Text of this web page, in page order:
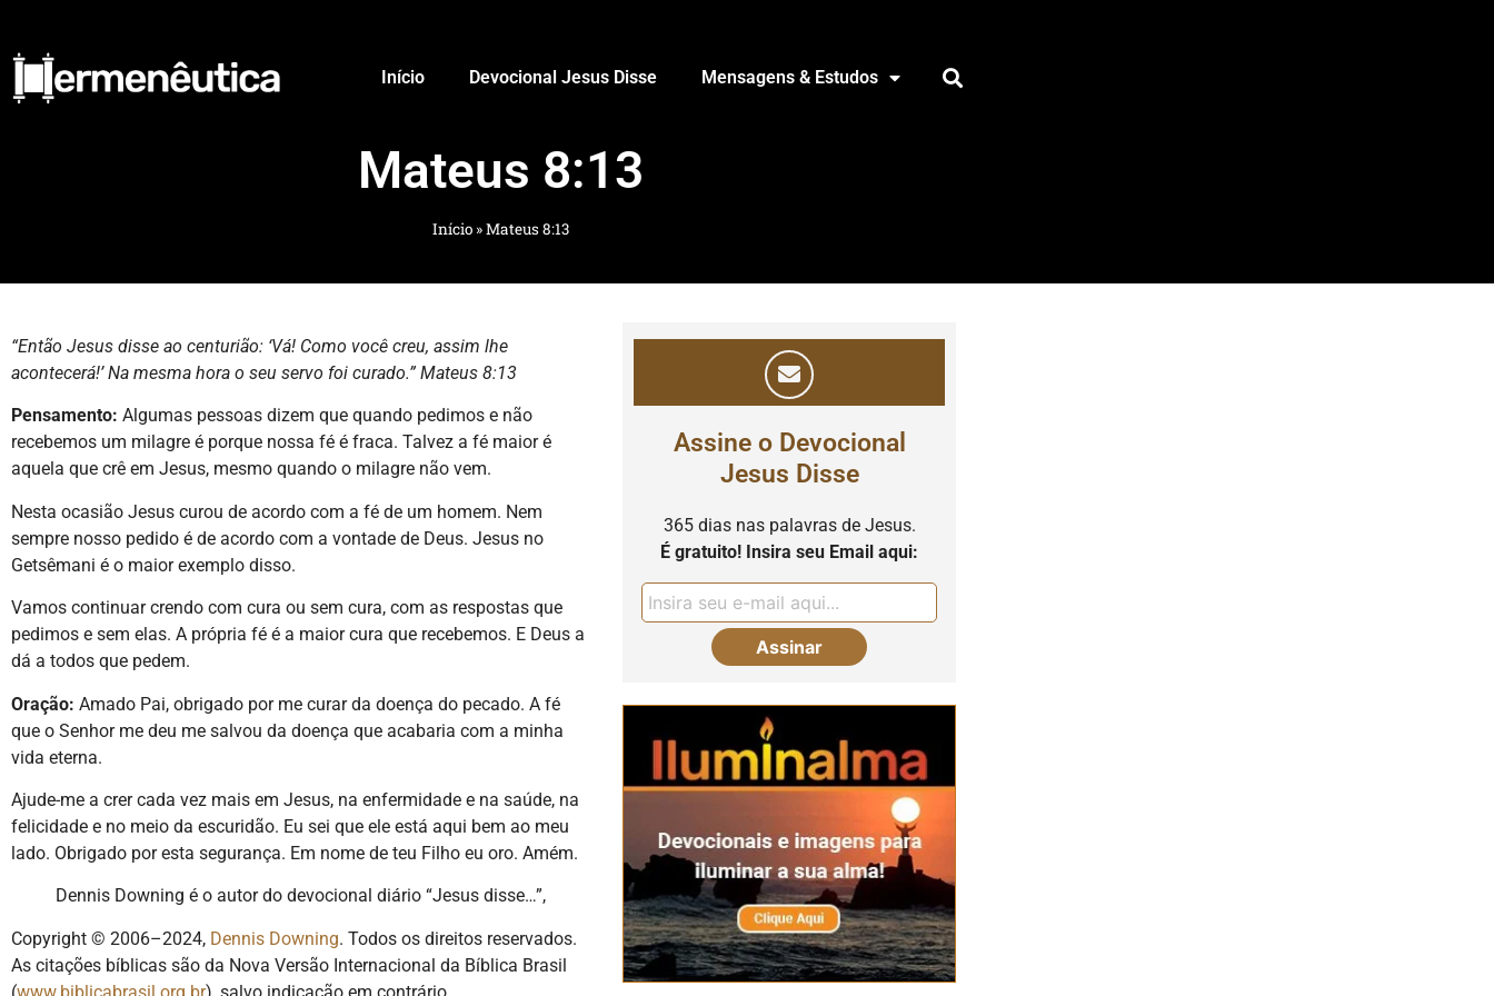
Início Devocional Jesus Disse Mensagens & Estudos
Mateus 8:13
Início»Mateus 8:13
“Então Jesus disse ao centurião: ‘Vá! Como você creu, assim lhe
acontecerá!’ Na mesma hora o seu servo foi curado.” Mateus 8:13
Pensamento: Algumas pessoas dizem que quando pedimos e não
recebemos um milagre é porque nossa fé é fraca. Talvez a fé maior é
aquela que crê em Jesus, mesmo quando o milagre não vem.
Nesta ocasião Jesus curou de acordo com a fé de um homem. Nem
sempre nosso pedido é de acordo com a vontade de Deus. Jesus no
Getsêmani é o maior exemplo disso.
Vamos continuar crendo com cura ou sem cura, com as respostas que
pedimos e sem elas. A própria fé é a maior cura que recebemos. E Deus a
dá a todos que pedem.
Oração: Amado Pai, obrigado por me curar da doença do pecado. A fé
que o Senhor me deu me salvou da doença que acabaria com a minha
vida eterna.
Ajude-me a crer cada vez mais em Jesus, na enfermidade e na saúde, na
felicidade e no meio da escuridão. Eu sei que ele está aqui bem ao meu
lado. Obrigado por esta segurança. Em nome de teu Filho eu oro. Amém.
Dennis Downing é o autor do devocional diário “Jesus disse…”,
Copyright © 2006–2024, Dennis Downing. Todos os direitos reservados.
As citações bíblicas são da Nova Versão Internacional da Bíblica Brasil
Assine o Devocional
Jesus Disse
365 dias nas palavras de Jesus.
É gratuito! Insira seu Email aqui: